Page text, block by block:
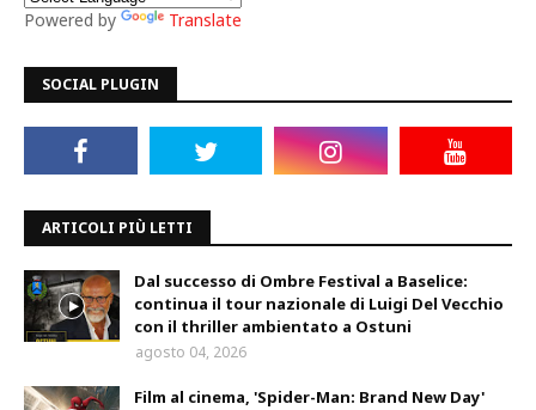
Powered by Translate
SOCIAL PLUGIN
ARTICOLI PIÙ LETTI
Dal successo di Ombre Festival a Baselice:
continua il tour nazionale di Luigi Del Vecchio
con il thriller ambientato a Ostuni
agosto 04, 2026
Film al cinema, 'Spider-Man: Brand New Day'